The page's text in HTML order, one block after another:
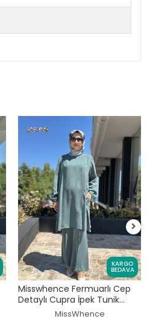
KARGO
BEDAVA
Misswhence Fermuarlı Cep
Detaylı Cupra İpek Tunik
Pantolon Takım 39025
MissWhence